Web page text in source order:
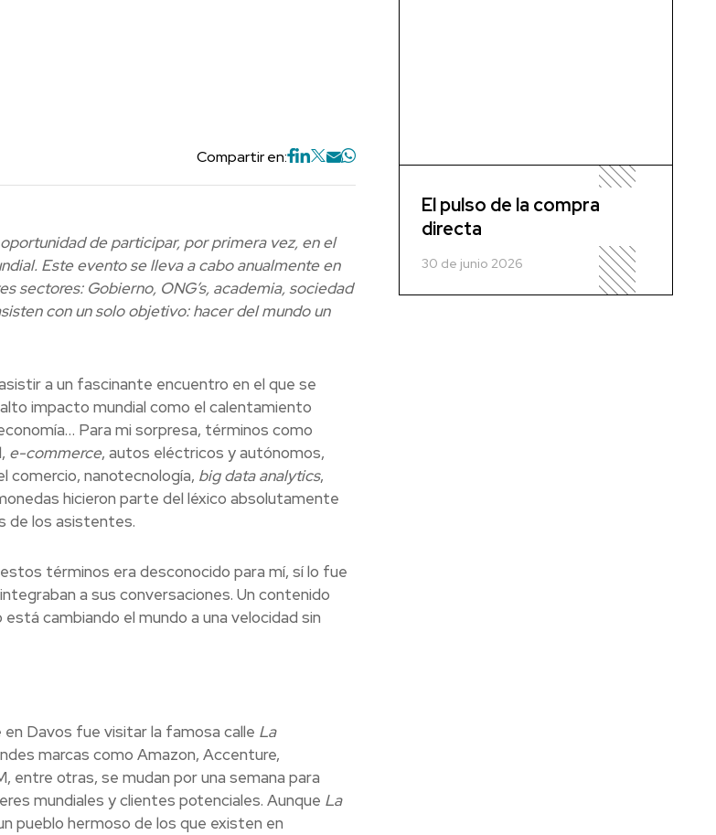
Compartir en:
de participar, por primera vez, en el
Este evento se lleva a cabo anualmente en
sectores: Gobierno, ONG’s, academia, sociedad
con un solo objetivo: hacer del mundo un
a un fascinante encuentro en el que se
impacto mundial como el calentamiento
Para mi sorpresa, términos como
e-commerce, autos eléctricos y autónomos,
comercio, nanotecnología, big data analytics,
hicieron parte del léxico absolutamente
de los asistentes.
términos era desconocido para mí, sí lo fue
a sus conversaciones. Un contenido
cambiando el mundo a una velocidad sin
en Davos fue visitar la famosa calle La
marcas como Amazon, Accenture,
entre otras, se mudan por una semana para
mundiales y clientes potenciales. Aunque La
pueblo hermoso de los que existen en
El pulso de la compra
directa
30 de junio 2026